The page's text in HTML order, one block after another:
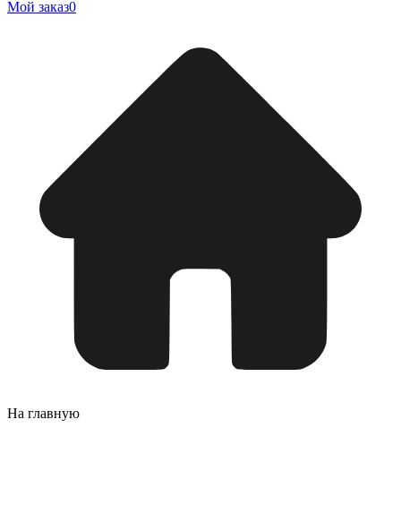
Мой заказ0
На главную